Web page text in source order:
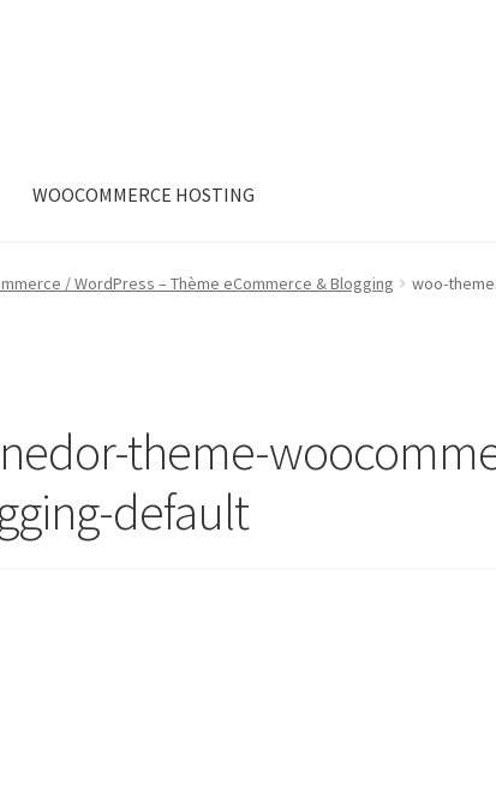
WOOCOMMERCE HOSTING
/ WordPress – Thème eCommerce & Blogging
woo-
theme-
default